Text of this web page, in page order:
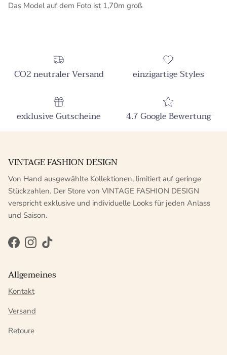
Das Model auf dem Foto ist 1,70m groß
CO2 neutraler Versand einzigartige Styles
exklusive Gutscheine 4.7 Google Bewertung
VINTAGE FASHION DESIGN
Von Hand ausgewählte Kollektionen, limitiert auf geringe
Stückzahlen. Der Store von VINTAGE FASHION DESIGN
verspricht exklusive und individuelle Looks für jeden Anlass
und Saison.
FacebookInstagram
TikTok
Allgemeines
Kontakt
Versand
Retoure